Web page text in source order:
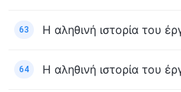
63 Η αληθινή ιστορία του
64 Η αληθινή ιστορία του